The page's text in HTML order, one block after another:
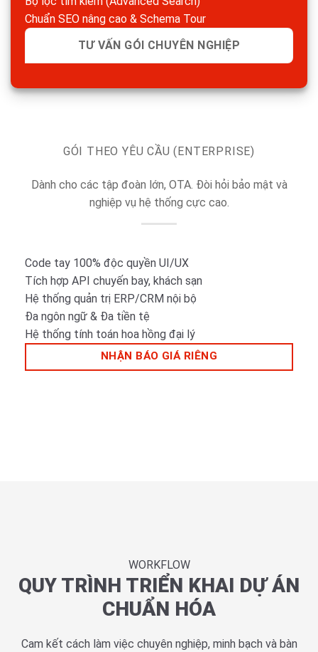
Chuẩn SEO nâng cao & Schema Tour
TƯ VẤN GÓI CHUYÊN NGHIỆP
GÓI THEO YÊU CẦU (ENTERPRISE)
Dành cho các tập đoàn lớn, OTA. Đòi hỏi bảo mật và
nghiệp vụ hệ thống cực cao.
Code tay 100% độc quyền UI/UX
Tích hợp API chuyến bay, khách sạn
Hệ thống quản trị ERP/CRM nội bộ
Đa ngôn ngữ & Đa tiền tệ
Hệ thống tính toán hoa hồng đại lý
NHẬN BÁO GIÁ RIÊNG
WORKFLOW
QUY TRÌNH TRIỂN KHAI DỰ ÁN
CHUẨN HÓA
Cam kết cách làm việc chuyên nghiệp, minh bạch và bàn